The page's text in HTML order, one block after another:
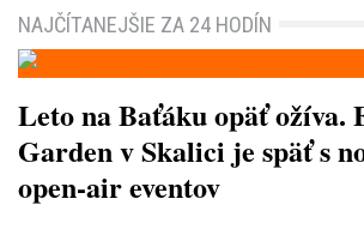
NAJČÍTANEJŠIE ZA 24 HODÍN
Leto na Baťáku opäť ožíva.
Garden v Skalici je späť s
open-air eventov